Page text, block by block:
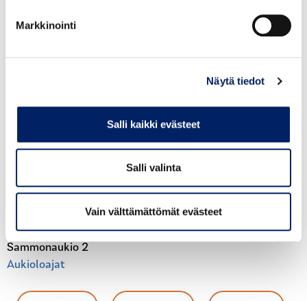
Markkinointi
Näytä tiedot
Salli kaikki evästeet
Salli valinta
Vain välttämättömät evästeet
PYHTÄÄ
Waltti-myyntipisteet
Myyntipisteessä voi ostaa uuden Waltti-matkakortin sekä
ladata korttiin lipputuotteita. Tuotesiirrot hävinneeltä
kortilta ja KELA-tuetut liput tehdään vain
R-Kioski (Karhula)
Sammonaukio 2
Aukioloajat